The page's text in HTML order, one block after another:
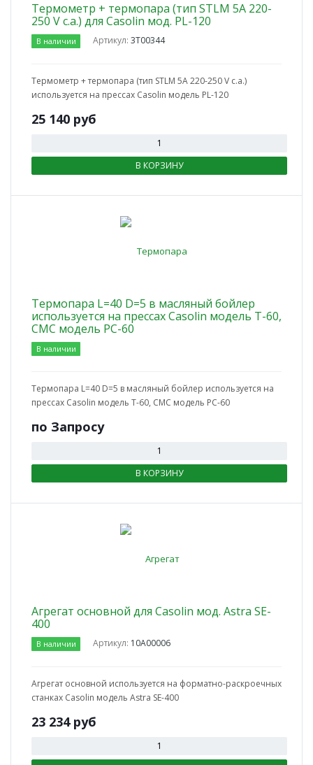
Термометр + термопара (тип STLM 5А 220-
250 V c.a.) для Casolin мод. PL-120
В наличии Артикул:3Т00344
Термометр + термопара (тип STLM 5А 220-250 V c.a.)
используется на прессах Casolin модель PL-120
25 140 руб
В КОРЗИНУ
Термопара L=40 D=5 в масляный бойлер
используется на прессах Casolin модель T-60,
CMC модель PC-60
В наличии
Термопара L=40 D=5 в масляный бойлер используется на
прессах Casolin модель T-60, CMC модель PC-60
по Запросу
В КОРЗИНУ
Агрегат основной для Casolin мод. Astra SE-
400
В наличии Артикул: 10А00006
Агрегат основной используется на форматно-раскроечных
станках Casolin модель Astra SE-400
23 234 руб